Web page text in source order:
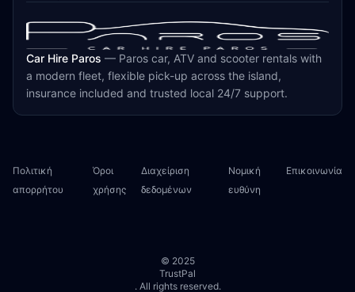
Car Hire Paros — Paros car, ATV and scooter rentals with
a modern fleet, flexible pick-up across the island,
insurance included and trusted local 24/7 support.
Πολιτική
απορρήτου
Όροι
χρήσης
Διαχείριση
δεδομένων
Νομική
ευθύνη
Επικοινωνία
© 2025
TrustPal
. All rights reserved.